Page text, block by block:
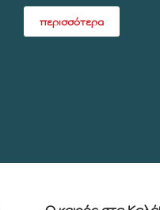
περισσότερα